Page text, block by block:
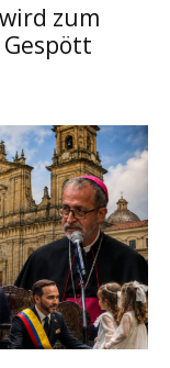
zum
Gespött